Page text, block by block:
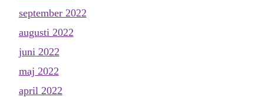
september 2022
augusti 2022
juni 2022
maj 2022
april 2022